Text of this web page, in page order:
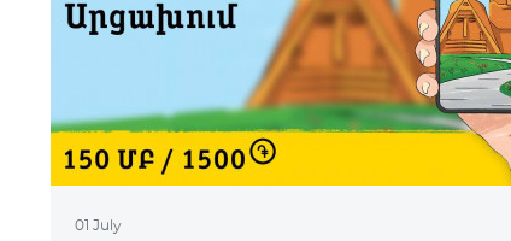
01 July